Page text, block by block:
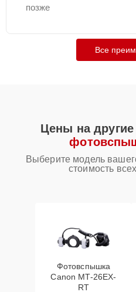
позже
Все
Цены на
Выберите модель
стоимость
Фотовспышка
Canon MT-26EX-
RT